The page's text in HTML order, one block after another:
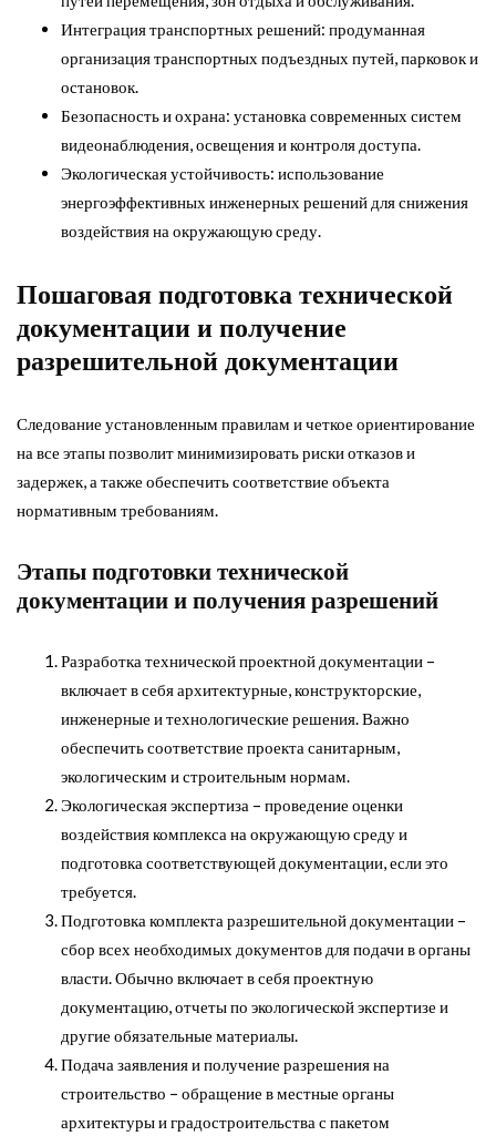
Интеграция транспортных решений: продуманная
организация транспортных подъездных путей, парковок и
остановок.
Безопасность и охрана: установка современных систем
видеонаблюдения, освещения и контроля доступа.
Экологическая устойчивость: использование
энергоэффективных инженерных решений для снижения
воздействия на окружающую среду.
Пошаговая подготовка технической
документации и получение
разрешительной документации
Следование установленным правилам и четкое ориентирование
на все этапы позволит минимизировать риски отказов и
задержек, а также обеспечить соответствие объекта
нормативным требованиям.
Этапы подготовки технической
документации и получения разрешений
Разработка технической проектной документации –
включает в себя архитектурные, конструкторские,
инженерные и технологические решения. Важно
обеспечить соответствие проекта санитарным,
экологическим и строительным нормам.
Экологическая экспертиза – проведение оценки
воздействия комплекса на окружающую среду и
подготовка соответствующей документации, если это
требуется.
Подготовка комплекта разрешительной документации –
сбор всех необходимых документов для подачи в органы
власти. Обычно включает в себя проектную
документацию, отчеты по экологической экспертизе и
другие обязательные материалы.
Подача заявления и получение разрешения на
строительство – обращение в местные органы
архитектуры и градостроительства с пакетом